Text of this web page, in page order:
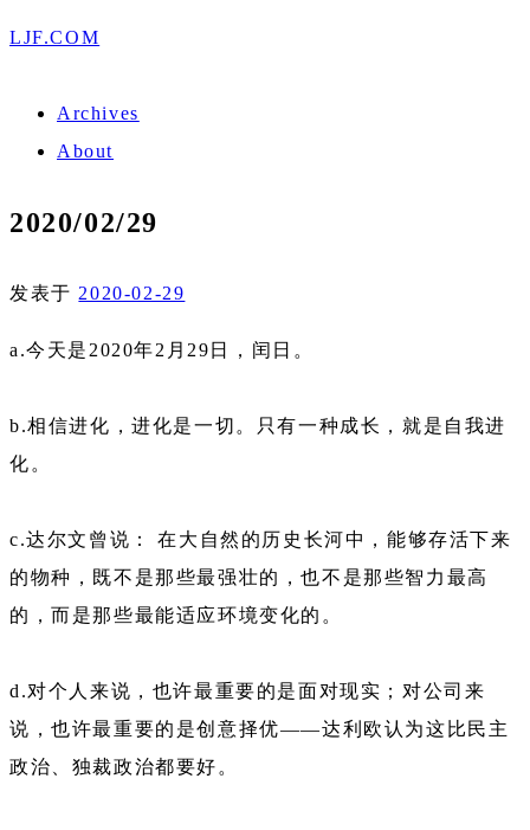
LJF.COM
Archives
About
2020/02/29
发表于 2020-02-29
a.今天是2020年2月29日，闰日。
b.相信进化，进化是一切。只有一种成长，就是自我进
化。
c.达尔文曾说： 在大自然的历史长河中，能够存活下来
的物种，既不是那些最强壮的，也不是那些智力最高
的，而是那些最能适应环境变化的。
d.对个人来说，也许最重要的是面对现实；对公司来
说，也许最重要的是创意择优——达利欧认为这比民主
政治、独裁政治都要好。